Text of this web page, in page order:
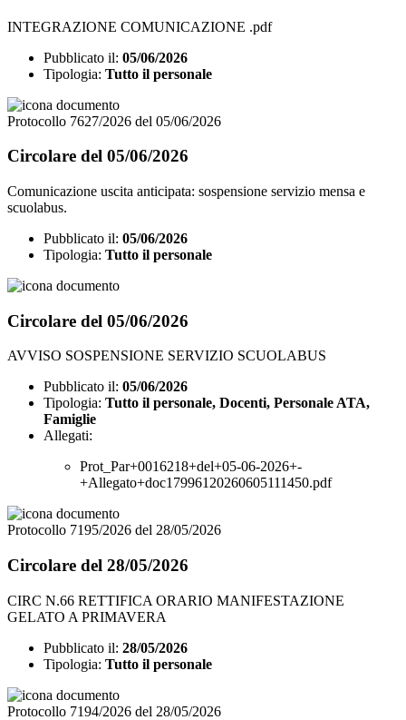
INTEGRAZIONE COMUNICAZIONE .pdf
Pubblicato il: 05/06/2026
Tipologia: Tutto il personale
Protocollo 7627/2026 del 05/06/2026
Circolare del 05/06/2026
Comunicazione uscita anticipata: sospensione servizio mensa e
scuolabus.
Pubblicato il: 05/06/2026
Tipologia: Tutto il personale
Circolare del 05/06/2026
AVVISO SOSPENSIONE SERVIZIO SCUOLABUS
Pubblicato il: 05/06/2026
Tipologia: Tutto il personale, Docenti, Personale ATA,
Famiglie
Allegati:
Prot_Par+0016218+del+05-06-2026+-
+Allegato+doc17996120260605111450.pdf
Protocollo 7195/2026 del 28/05/2026
Circolare del 28/05/2026
CIRC N.66 RETTIFICA ORARIO MANIFESTAZIONE
GELATO A PRIMAVERA
Pubblicato il: 28/05/2026
Tipologia: Tutto il personale
Protocollo 7194/2026 del 28/05/2026